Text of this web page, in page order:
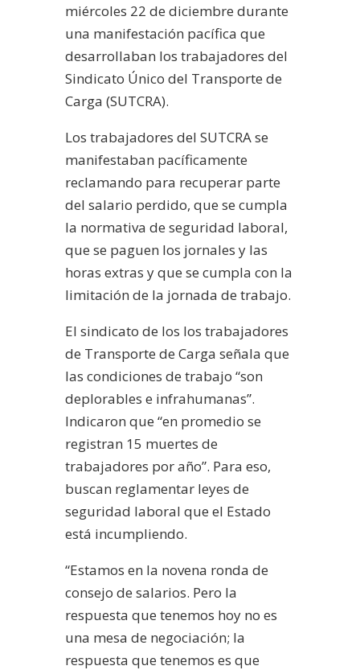
miércoles 22 de diciembre durante
una manifestación pacífica que
desarrollaban los trabajadores del
Sindicato Único del Transporte de
Carga (SUTCRA).
Los trabajadores del SUTCRA se
manifestaban pacíficamente
reclamando para recuperar parte
del salario perdido, que se cumpla
la normativa de seguridad laboral,
que se paguen los jornales y las
horas extras y que se cumpla con la
limitación de la jornada de trabajo.
El sindicato de los los trabajadores
de Transporte de Carga señala que
las condiciones de trabajo “son
deplorables e infrahumanas”.
Indicaron que “en promedio se
registran 15 muertes de
trabajadores por año”. Para eso,
buscan reglamentar leyes de
seguridad laboral que el Estado
está incumpliendo.
“Estamos en la novena ronda de
consejo de salarios. Pero la
respuesta que tenemos hoy no es
una mesa de negociación; la
respuesta que tenemos es que